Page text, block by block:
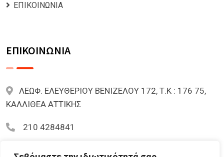
ΕΠΙΚΟΙΝΩΝΙΑ
ΕΠΙΚΟΙΝΩΝΙΑ
ΛΕΩΦ. ΕΛΕΥΘΕΡΙΟΥ ΒΕΝΙΖΕΛΟΥ 172, Τ.Κ : 176 75,
ΚΑΛΛΙΘΕΑ ΑΤΤΙΚΗΣ
210 4284841
mariazoi.powernumbers@gmail.com